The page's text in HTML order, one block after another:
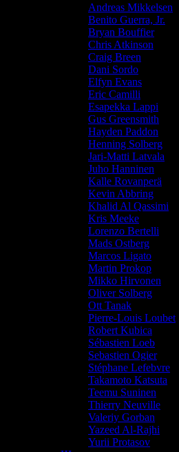
Andreas Mikkelsen
Benito Guerra, Jr.
Bryan Bouffier
Chris Atkinson
Craig Breen
Dani Sordo
Elfyn Evans
Eric Camilli
Esapekka Lappi
Gus Greensmith
Hayden Paddon
Henning Solberg
Jari-Matti Latvala
Juho Hanninen
Kalle Rovanperä
Kevin Abbring
Khalid Al Qassimi
Kris Meeke
Lorenzo Bertelli
Mads Ostberg
Marcos Ligato
Martin Prokop
Mikko Hirvonen
Oliver Solberg
Ott Tanak
Pierre-Louis Loubet
Robert Kubica
Sébastien Loeb
Sebastien Ogier
Stéphane Lefebvre
Takamoto Katsuta
Teemu Suninen
Thierry Neuville
Valeriy Gorban
Yazeed Al-Rajhi
Yurii Protasov